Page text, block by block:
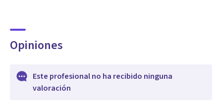
Opiniones
Este profesional no ha recibido ninguna
valoración